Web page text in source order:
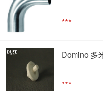
***
Domino 多
***